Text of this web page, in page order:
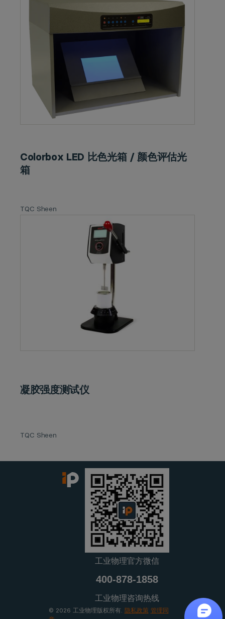
Colorbox LED 比色光箱 / 颜色评估光
箱
TQC Sheen
凝胶强度测试仪
TQC Sheen
工业物理官方微信
400-878-1858
工业物理咨询热线
© 2026 工业物理版权所有. 隐私政策 管理同